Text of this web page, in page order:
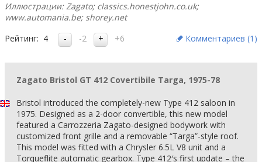
Иллюстрации: Zagato; classics.honestjohn.co.uk;
www.automania.be; shorey.net
Рейтинг: 4 -2 +6 Комментариев (1 )
Zagato Bristol GT 412 Covertibile Targa, 1975-78
Bristol introduced the completely-new Type 412 saloon in
1975. Designed as a 2-door convertible, this new model
featured a Carrozzeria Zagato-designed bodywork with
customized front grille and a removable “Targa”-style roof.
This model was fitted with a Chrysler 6.5L V8 unit and a
Torqueflite automatic gearbox. Type 412′s first update – the